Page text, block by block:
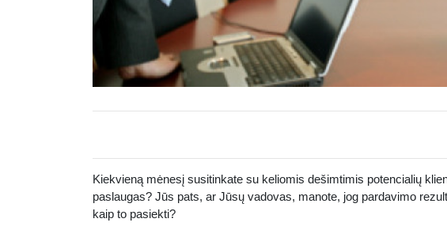
Kiekvieną mėnesį susitinkate su keliomis dešimtimis potencialių
paslaugas? Jūs pats, ar Jūsų vadovas, manote, jog pardavimo
kaip to pasiekti?